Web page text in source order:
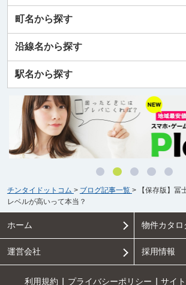
町名から探す
沿線名から探す
駅名から探す
チンタイドットコム > ブログ記事一覧 >
【保存版】冨
レベルが高いって本当？
ホーム 物件カタロ
運営会社 採用情報
利用規約 プライバシーポリシー サイ